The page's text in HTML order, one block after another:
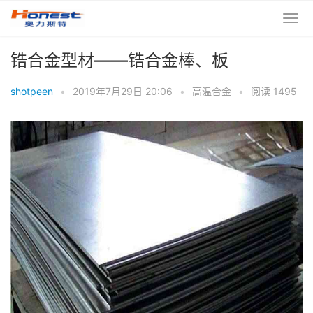
锆合金型材——锆合金棒、板
shotpeen • 2019年7月29日 20:06 • 高温合金 • 阅读 1495